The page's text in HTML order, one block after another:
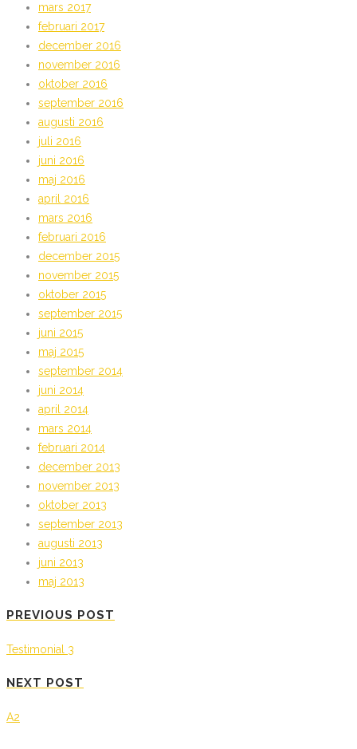
mars 2017
februari 2017
december 2016
november 2016
oktober 2016
september 2016
augusti 2016
juli 2016
juni 2016
maj 2016
april 2016
mars 2016
februari 2016
december 2015
november 2015
oktober 2015
september 2015
juni 2015
maj 2015
september 2014
juni 2014
april 2014
mars 2014
februari 2014
december 2013
november 2013
oktober 2013
september 2013
augusti 2013
juni 2013
maj 2013
PREVIOUS POST
Testimonial 3
NEXT POST
A2